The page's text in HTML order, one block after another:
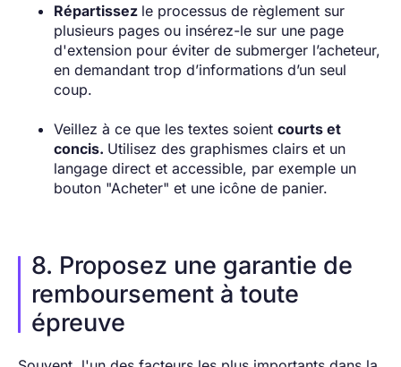
Répartissez le processus de règlement sur
plusieurs pages ou insérez-le sur une page
d'extension pour éviter de submerger l’acheteur,
en demandant trop d’informations d’un seul
coup.
Veillez à ce que les textes soient courts et
concis. Utilisez des graphismes clairs et un
langage direct et accessible, par exemple un
bouton "Acheter" et une icône de panier.
8. Proposez une garantie de
remboursement à toute
épreuve